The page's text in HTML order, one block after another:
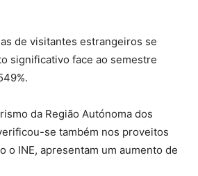
de visitantes estrangeiros se
significativo face ao semestre
da Região Autónoma dos
se também nos proveitos
o INE, apresentam um aumento de